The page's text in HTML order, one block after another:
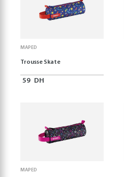
MAPED
Trousse Skate
59 DH
MAPED